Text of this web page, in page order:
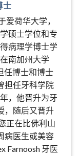
士
爱荷华大学，
硕士学位和专
病理学博士学
南加州大学
任博士和博士
担任牙科学院
，他晋升为牙
，随后又晋升
正在比佛利山
病医生或美容
Farnoosh 牙医